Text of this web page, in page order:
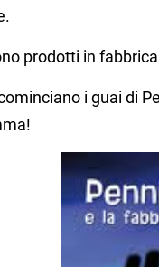
prodotti in
i guai di